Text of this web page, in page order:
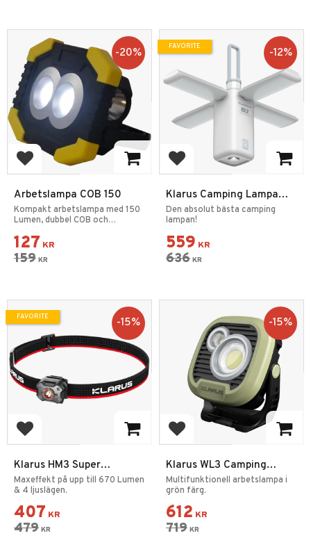
Add to favorites
Arbetslampa COB 150
Kompakt arbetslampa med 150
Lumen, dubbel COB och
127 KR
159 KR
20%
Add to favorites
Klarus Camping Lampa
Fällbar
Den absolut bästa camping
lampan!
559 KR
636 KR
12%
FAVORITE
Add to favorites
Klarus HM3 Super
Lightweight Multifunction
Pannlampa
Maxeffekt på upp till 670 Lumen
& 4 ljuslägen.
407 KR
479 KR
15%
FAVORITE
Add to favorites
Klarus WL3 Camping
Uppladdningsbar
Arbetslampa 13500mAh
Multifunktionell arbetslampa i
grön färg.
612 KR
719 KR
15%